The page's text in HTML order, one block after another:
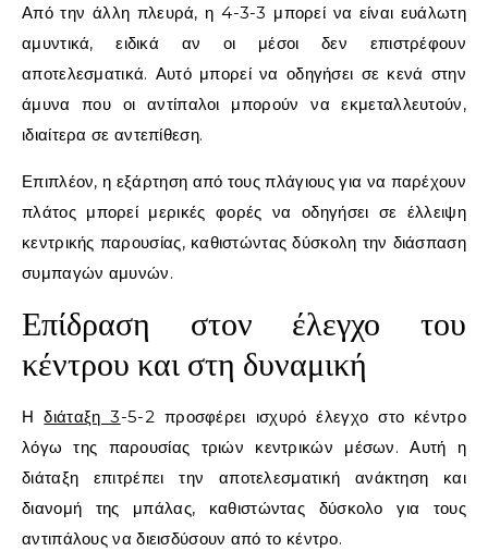
Από την άλλη πλευρά, η 4-3-3 μπορεί να είναι ευάλωτη
αμυντικά, ειδικά αν οι μέσοι δεν επιστρέφουν
αποτελεσματικά. Αυτό μπορεί να οδηγήσει σε κενά στην
άμυνα που οι αντίπαλοι μπορούν να εκμεταλλευτούν,
ιδιαίτερα σε αντεπίθεση.
Επιπλέον, η εξάρτηση από τους πλάγιους για να παρέχουν
πλάτος μπορεί μερικές φορές να οδηγήσει σε έλλειψη
κεντρικής παρουσίας, καθιστώντας δύσκολη την διάσπαση
συμπαγών αμυνών.
Επίδραση στον έλεγχο του
κέντρου και στη δυναμική
Ηδιάταξη 3-5-2 προσφέρει ισχυρό έλεγχο στο κέντρο
λόγω της παρουσίας τριών κεντρικών μέσων. Αυτή η
διάταξη επιτρέπει την αποτελεσματική ανάκτηση και
διανομή της μπάλας, καθιστώντας δύσκολο για τους
αντιπάλους να διεισδύσουν από το κέντρο.